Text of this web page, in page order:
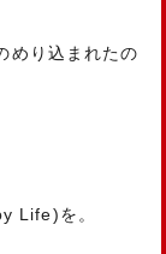
めり込まれたの
Life)を。